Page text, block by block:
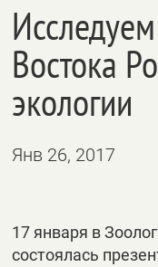
Востока
экологии
Янв 26, 2017
17 января в
состоялась